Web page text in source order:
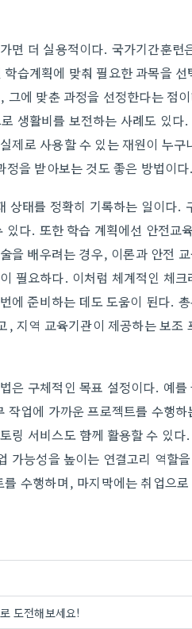
면 더 실용적이다. 국가기간훈련
습계획에 맞춰 필요한 과목을
그에 맞춘 과정을 선정한다는 점
생활비를 보전하는 사례도 있
제로 사용할 수 있는 재원이 누
을 받아보는 것도 좋은 방법이다.
상태를 정확히 기록하는 일이다.
있다. 또한 학습 계획에선 안전
을 배우려는 경우, 이론과 안전
필요하다. 이처럼 체계적인 체
에 준비하는 데도 도움이 된다.
, 지역 교육기관이 제공하는 보조
은 구체적인 목표 설정이다. 예
업에 가까운 프로젝트를 수행
링 서비스도 함께 활용할 수 있
가능성을 높이는 연결고리 역할
수행하며, 마지막에는 취업으
도전해보세요!